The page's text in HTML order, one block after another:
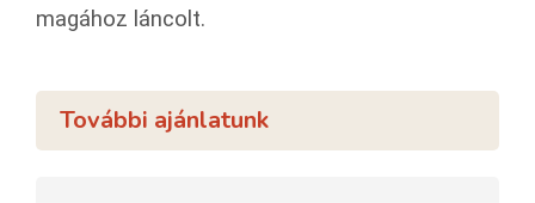
magához láncolt.
További ajánlatunk